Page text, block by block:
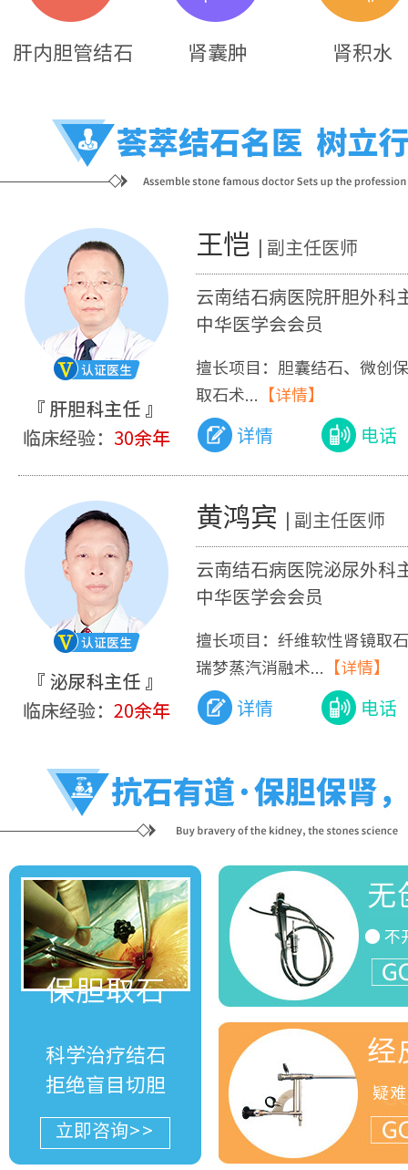
肝内胆管结石 肾囊肿 肾积水
王恺 | 副主任医师
云南结石病医院肝胆外科
中华医学会会员
擅长项目：胆囊结石、微创
取石术...
【详情】
详情 电话
黄鸿宾 | 副主任医师
云南结石病医院泌尿外科
中华医学会会员
擅长项目：纤维软性肾镜取
瑞梦蒸汽消融术...
【详情】
详情 电话
保胆取石
科学治疗结石
拒绝盲目切胆
立即咨询>>
无
● 不
经
疑